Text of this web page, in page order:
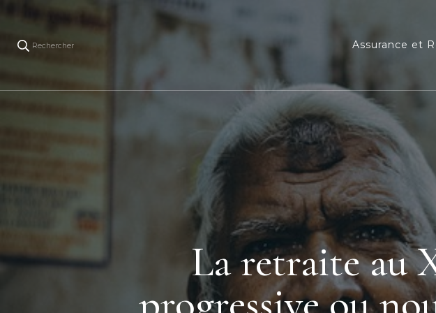
Rechercher Assurance et
La retraite au